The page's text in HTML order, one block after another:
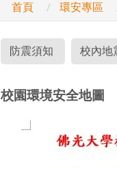
首頁 環安專區
防震須知 校內地
校園環境安全地圖